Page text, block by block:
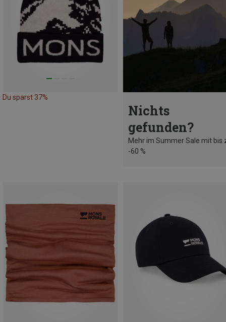
Du sparst 37%
Nichts
gefunden?
Mehr im Summer Sale mit bis
-60 %